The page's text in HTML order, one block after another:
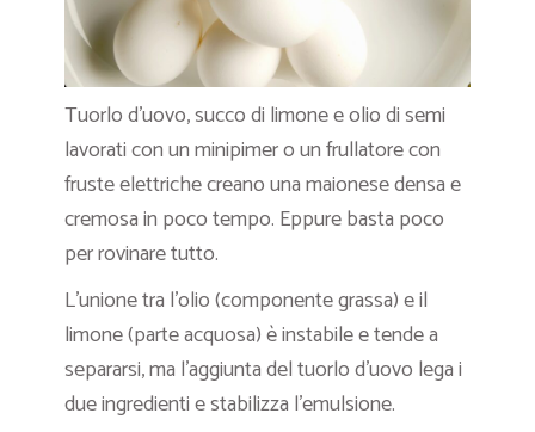
Tuorlo d’uovo, succo di limone e olio di semi
lavorati con un minipimer o un frullatore con
fruste elettriche creano una maionese densa e
cremosa in poco tempo. Eppure basta poco
per rovinare tutto.
L’unione tra l’olio (componente grassa) e il
limone (parte acquosa) è instabile e tende a
separarsi, ma l’aggiunta del tuorlo d’uovo lega i
due ingredienti e stabilizza l’emulsione.